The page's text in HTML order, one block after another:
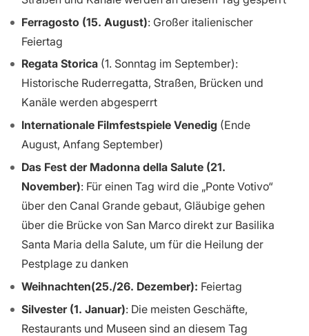
Ferragosto (15. August): Großer italienischer
Feiertag
Regata Storica (1. Sonntag im September):
Historische Ruderregatta, Straßen, Brücken und
Kanäle werden abgesperrt
Internationale Filmfestspiele Venedig (Ende
August, Anfang September)
Das Fest der Madonna della Salute (21.
November): Für einen Tag wird die „Ponte Votivo“
über den Canal Grande gebaut, Gläubige gehen
über die Brücke von San Marco direkt zur Basilika
Santa Maria della Salute, um für die Heilung der
Pestplage zu danken
Weihnachten(25./26. Dezember): Feiertag
Silvester (1. Januar): Die meisten Geschäfte,
Restaurants und Museen sind an diesem Tag